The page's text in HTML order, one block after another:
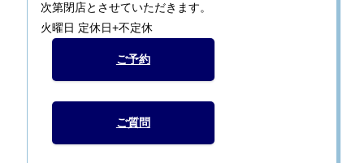
次第閉店とさせていただきます。
火曜日 定休日+不定休
ご予約
ご質問